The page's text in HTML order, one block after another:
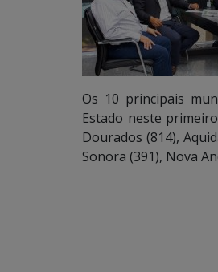
Os 10 principais
Estado neste
Dourados (814),
Sonora (391), Nova